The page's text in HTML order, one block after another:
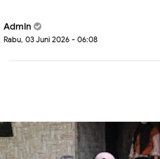
Admin
Rabu, 03 Juni 2026 - 06:08